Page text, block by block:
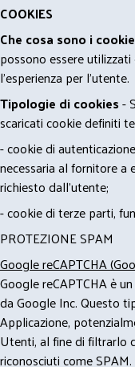
COOKIES
Che cosa sono i
possono essere
l'esperienza per l'utente.
Tipologie di cookies-
scaricati cookie definiti
- cookie di
necessaria al fornitore a
richiesto dall'utente;
- cookie di terze parti,
PROTEZIONE SPAM
Google reCAPTCHA
Google reCAPTCHA è
da Google Inc. Questo
Applicazione,
Utenti, al fine di filtrarlo
riconosciuti come SPAM.